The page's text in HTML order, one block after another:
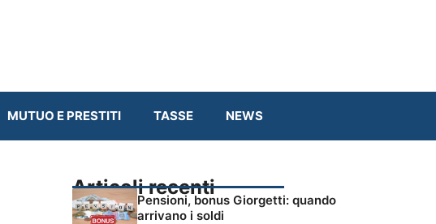
MUTUO E PRESTITI TASSE NEWS
Articoli recenti
Pensioni, bonus Giorgetti: quando
arrivano i soldi